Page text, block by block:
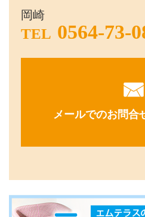
岡崎
TEL 0564-73-
メールでのお問合